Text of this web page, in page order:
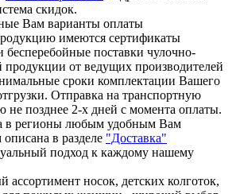
скидок.
Вам варианты оплаты
имеются сертификаты
поставки чулочно-
продукции от ведущих производителей
сроки комплектации Вашего
Отправка на транспортную
не позднее 2-х дней с момента оплаты.
в регионы любым удобным Вам
в разделе "Доставка"
подход к каждому нашему
ассортимент носок, детских колготок,